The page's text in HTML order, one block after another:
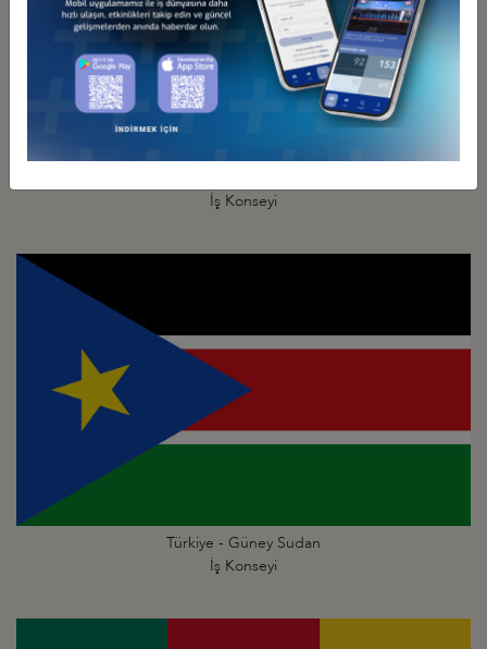
İş Konseyi
Türkiye - Güney Sudan
İş Konseyi